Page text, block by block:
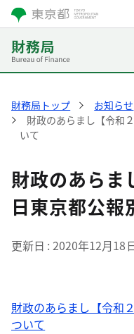
財務局トップ お知らせ
財政のあらまし【令和
いて
財政のあらま
日東京都公報
更新日 2020年12月18
財政のあらまし【令和
ついて